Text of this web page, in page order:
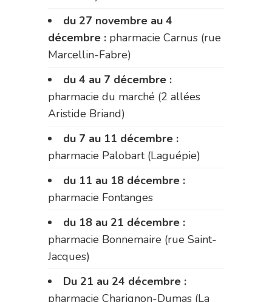
du 27 novembre au 4
décembre : pharmacie Carnus (rue
Marcellin-Fabre)
du 4 au 7 décembre :
pharmacie du marché (2 allées
Aristide Briand)
du 7 au 11 décembre :
pharmacie Palobart (Laguépie)
du 11 au 18 décembre :
pharmacie Fontanges
du 18 au 21 décembre :
pharmacie Bonnemaire (rue Saint-
Jacques)
Du 21 au 24 décembre :
pharmacie Charignon-Dumas (La